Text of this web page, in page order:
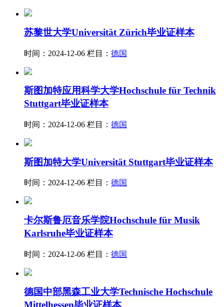
苏黎世大学Universität Zürich毕业证样本
时间：2024-12-06 栏目： 德国
斯图加特应用科学大学Hochschule für Technik
Stuttgart毕业证样本
时间：2024-12-06 栏目： 德国
斯图加特大学Universität Stuttgart毕业证样本
时间：2024-12-06 栏目： 德国
卡尔斯鲁厄音乐学院Hochschule für Musik
Karlsruhe毕业证样本
时间：2024-12-06 栏目： 德国
德国中部黑森工业大学Technische Hochschule
Mittelhessen毕业证样本